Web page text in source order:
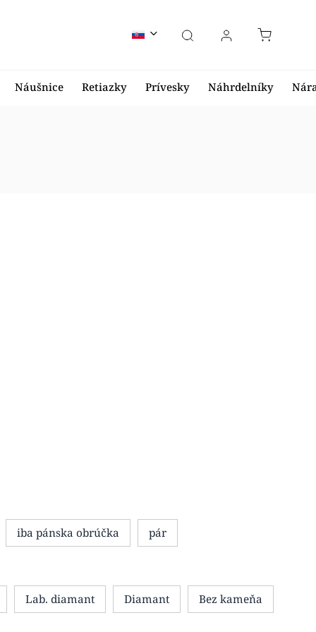
Náušnice Retiazky Prívesky Náhrdelníky
iba pánska obrúčka pár
Lab. diamant Diamant Bez kameňa